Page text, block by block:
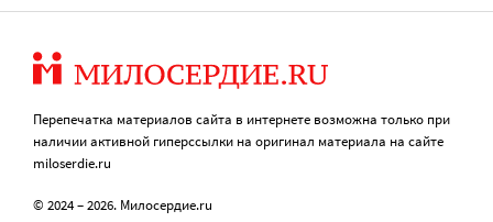
Перепечатка материалов сайта в интернете возможна только при
наличии активной гиперссылки на оригинал материала на сайте
miloserdie.ru
© 2024 – 2026. Милосердие.ru